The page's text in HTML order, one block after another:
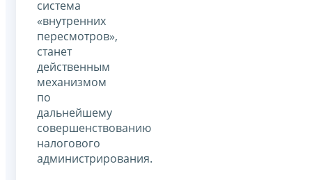
система
«внутренних
пересмотров»,
станет
действенным
механизмом
по
дальнейшему
совершенствованию
налогового
администрирования.